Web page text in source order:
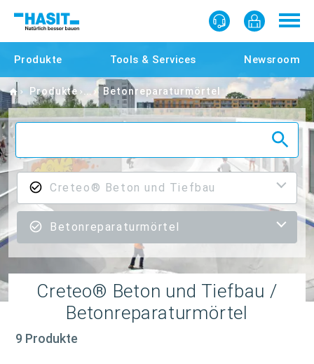
Produkte Tools & Services Newsroom
HomeProdukte Betonreparaturmörtel
Creteo® Beton und Tiefbau
Betonreparaturmörtel
Creteo® Beton und Tiefbau /
Betonreparaturmörtel
9 Produkte